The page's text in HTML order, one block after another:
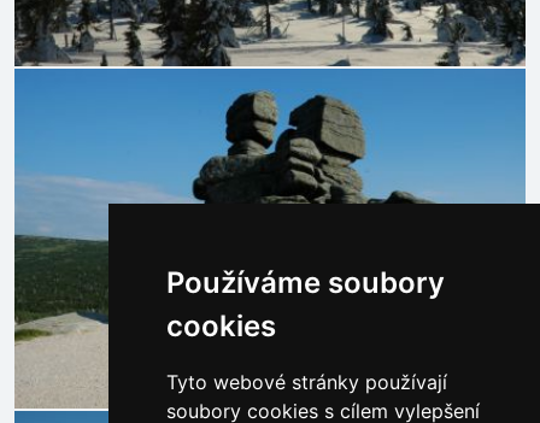
Používáme soubory
cookies
Tyto webové stránky používají
soubory cookies s cílem vylepšení